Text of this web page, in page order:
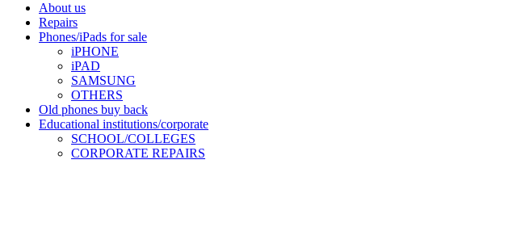
About us
Repairs
Phones/iPads for sale
iPHONE
iPAD
SAMSUNG
OTHERS
Old phones buy back
Educational institutions/corporate
SCHOOL/COLLEGES
CORPORATE REPAIRS